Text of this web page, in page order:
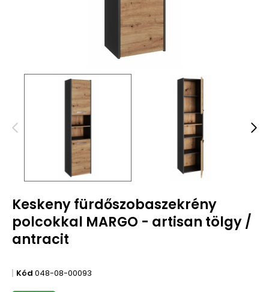
Keskeny fürdőszobaszekrény
polcokkal MARGO - artisan tölgy /
antracit
Kód 048-08-00093